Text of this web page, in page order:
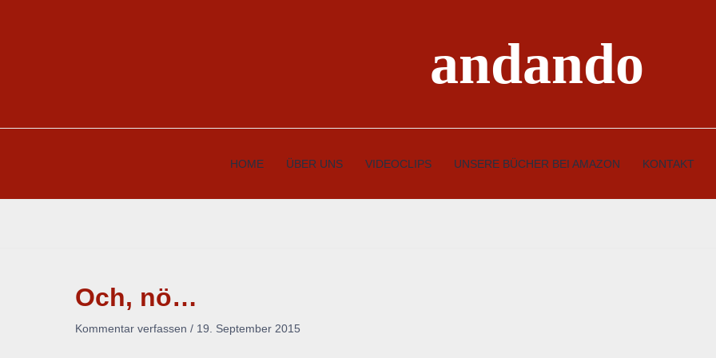
andando
HOME ÜBER UNS VIDEOCLIPS UNSERE BÜCHER BEI AMAZON KONTAKT
Och, nö…
Kommentar verfassen / 19. September 2015